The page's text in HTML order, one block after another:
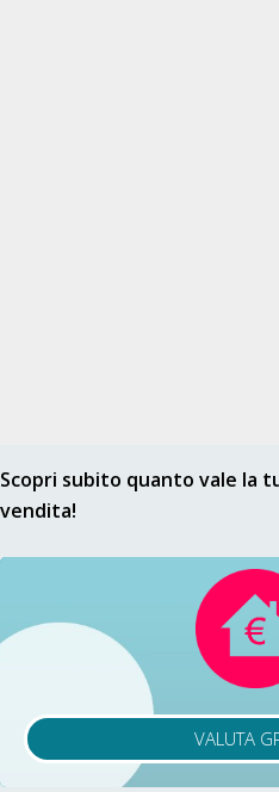
Scopri subito quanto vale la
vendita!
VALUTA